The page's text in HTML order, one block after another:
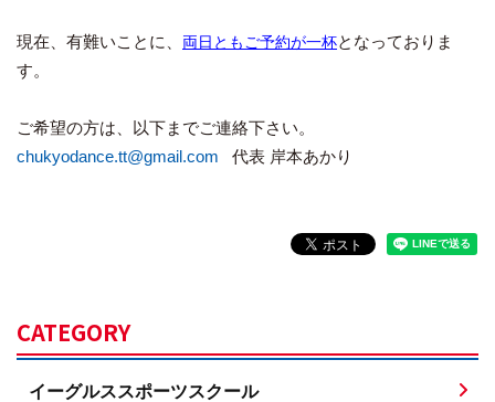
現在、有難いことに、 両日とも ご予約が一杯となっておりま
す。
ご希望の方は、以下までご連絡下さい。
chukyodance.tt@gmail.com 代表 岸本あかり
CATEGORY
イーグルススポーツスクール